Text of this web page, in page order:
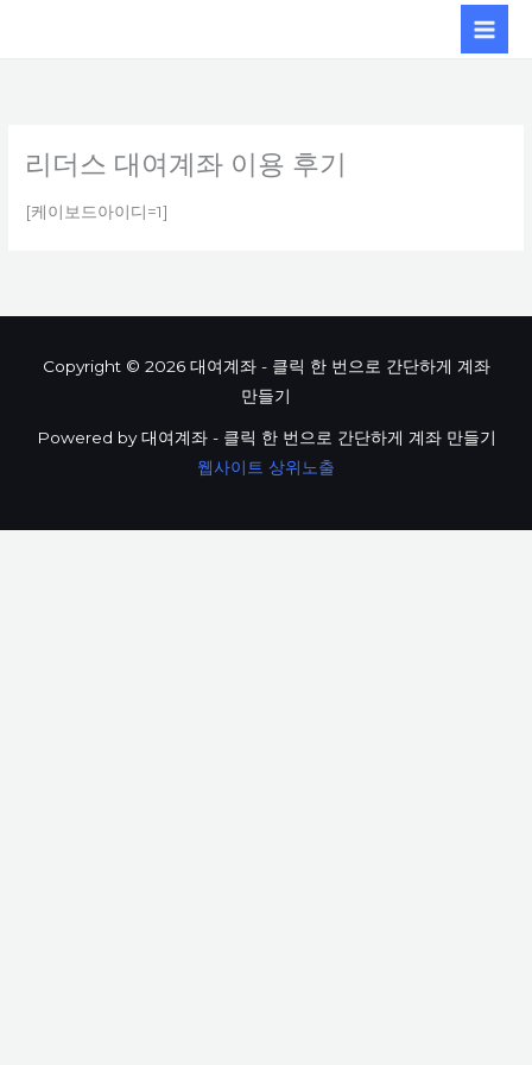
리더스 대여계좌 이용 후기
[케이보드아이디=1]
Copyright © 2026 대여계좌 - 클릭 한 번으로 간단하게 계좌
만들기
Powered by 대여계좌 - 클릭 한 번으로 간단하게 계좌 만들기
웹사이트 상위노출